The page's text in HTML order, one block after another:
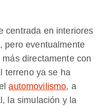
centrada en interiores
pero eventualmente
directamente con
terreno ya se ha
automovilismo, a
la simulación y la